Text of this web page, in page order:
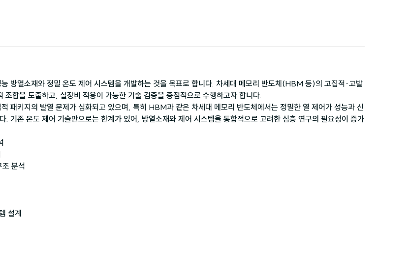
방열소재와 정밀 온도 제어 시스템을 개발하는 것을 목표로 합니다. 차세대 메모리 반도체(HBM 등)의 고집적·고발
패키지의 발열 문제가 심화되고 있으며, 특히 HBM과 같은 차세대 메모리 반도체에서는 정밀한 열 제어가 성능과 신
. 기존 온도 제어 기술만으로는 한계가 있어, 방열소재와 제어 시스템을 통합적으로 고려한 심층 연구의 필요성이 증가
분석
설계